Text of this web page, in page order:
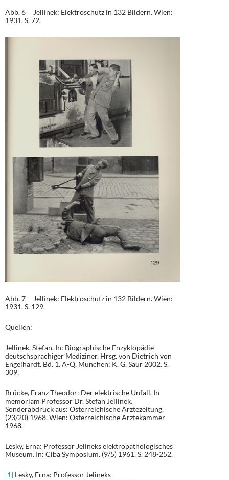
Abb. 6 Jellinek: Elektroschutz in 132 Bildern. Wien:
1931. S. 72.
Abb. 7 Jellinek: Elektroschutz in 132 Bildern. Wien:
1931. S. 129.
Quellen:
Jellinek, Stefan. In: Biographische Enzyklopädie
deutschsprachiger Mediziner. Hrsg. von Dietrich von
Engelhardt. Bd. 1. A-Q. München: K. G. Saur 2002. S.
309.
Brücke, Franz Theodor: Der elektrische Unfall. In
memoriam Professor Dr. Stefan Jellinek.
Sonderabdruck aus: Österreichische Ärztezeitung.
(23/20) 1968. Wien: Österreichische Ärztekammer
1968.
Lesky, Erna: Professor Jelineks elektropathologisches
Museum. In: Ciba Symposium. (9/5) 1961. S. 248-252.
[1] Lesky, Erna: Professor Jelineks